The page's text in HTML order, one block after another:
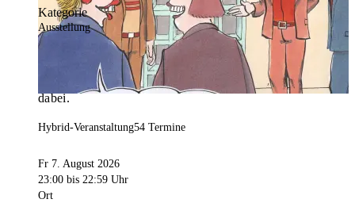
Mit weit über 4.000 Terminen ist der
Veranstaltungskalender der Stadt Dortmund der
umfangreichste der Region. Hier ist für alle was
dabei.
Kategorie
Ausstellung
Hybrid-Veranstaltung54 Termine
Fr 7. August 2026
23:00 bis 22:59 Uhr
Ort